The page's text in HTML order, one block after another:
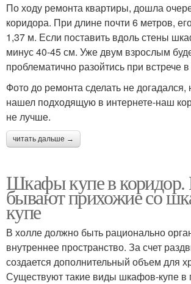
По ходу ремонта квартиры, дошла
коридора. При длине почти 6 метров,
1,37 м. Если поставить вдоль стены
минус 40-45 см. Уже двум взрослым
проблематично разойтись при встрече
Фото до ремонта сделать не
нашел подходящую в интернете-наш
не лучше.
читать дальше →
Шкафы купе в
бывают прихожие со
купе
В холле должно быть рационально
внутреннее пространство. За счет
создается дополнительный объем для
Существуют такие виды шкафов-купе в